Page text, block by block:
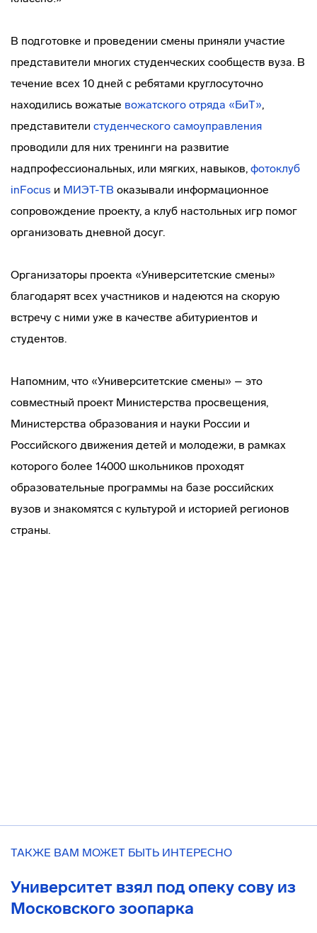
В подготовке и проведении смены приняли участие
представители многих студенческих сообществ вуза. В
течение всех 10 дней с ребятами круглосуточно
находились вожатые вожатского отряда «БиТ»,
представители студенческого самоуправления
проводили для них тренинги на развитие
надпрофессиональных, или мягких, навыков, фотоклуб
inFocus и МИЭТ-ТВ оказывали информационное
сопровождение проекту, а клуб настольных игр помог
организовать дневной досуг.
Организаторы проекта «Университетские смены»
благодарят всех участников и надеются на скорую
встречу с ними уже в качестве абитуриентов и
студентов.
Напомним, что «Университетские смены» – это
совместный проект Министерства просвещения,
Министерства образования и науки России и
Российского движения детей и молодежи, в рамках
которого более 14000 школьников проходят
образовательные программы на базе российских
вузов и знакомятся с культурой и историей регионов
страны.
ТАКЖЕ ВАМ МОЖЕТ БЫТЬ ИНТЕРЕСНО
Университет взял под опеку сову из
Московского зоопарка